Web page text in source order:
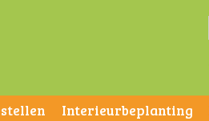
Interieurbeplanting